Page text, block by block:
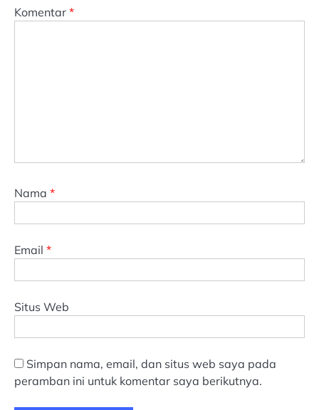
Komentar *
Nama *
Email *
Situs Web
Simpan nama, email, dan situs web saya pada
peramban ini untuk komentar saya berikutnya.